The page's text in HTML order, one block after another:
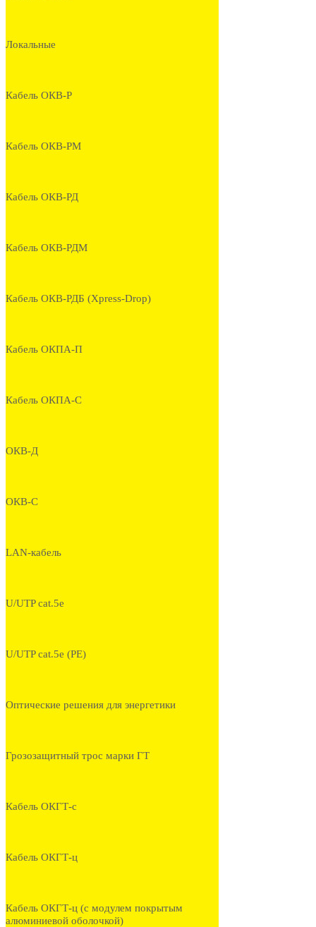
Локальные
Кабель ОКВ-Р
Кабель ОКВ-РМ
Кабель ОКВ-РД
Кабель ОКВ-РДМ
Кабель ОКВ-РДБ (Xpress-Drop)
Кабель ОКПА-П
Кабель ОКПА-С
ОКВ-Д
ОКВ-С
LAN-кабель
U/UTP cat.5e
U/UTP cat.5e (PE)
Оптические решения для энергетики
Грозозащитный трос марки ГТ
Кабель ОКГТ-с
Кабель ОКГТ-ц
Кабель ОКГТ-ц (с модулем покрытым
алюминиевой оболочкой)